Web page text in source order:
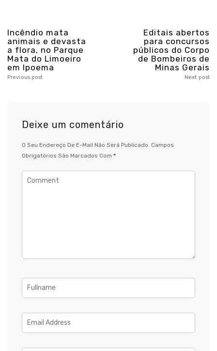
Incêndio mata
animais e devasta
a flora, no Parque
Mata do Limoeiro
em Ipoema
Previous post
Editais abertos
para concursos
públicos do Corpo
de Bombeiros de
Minas Gerais
Next post
Deixe um comentário
O Seu Endereço De E-Mail Não Será Publicado. Campos
Obrigatórios São Marcados Com *